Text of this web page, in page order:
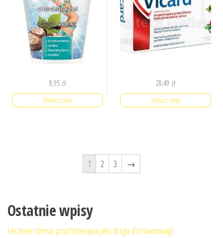
8,95 zł
Zobacz cenę
28,49 zł
Zobacz cenę
1 2 3 →
Ostatnie wpisy
Leczenie stresu: psychoterapia jako droga do równowagi